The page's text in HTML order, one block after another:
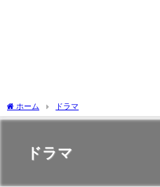
ホーム ドラマ
ドラマ